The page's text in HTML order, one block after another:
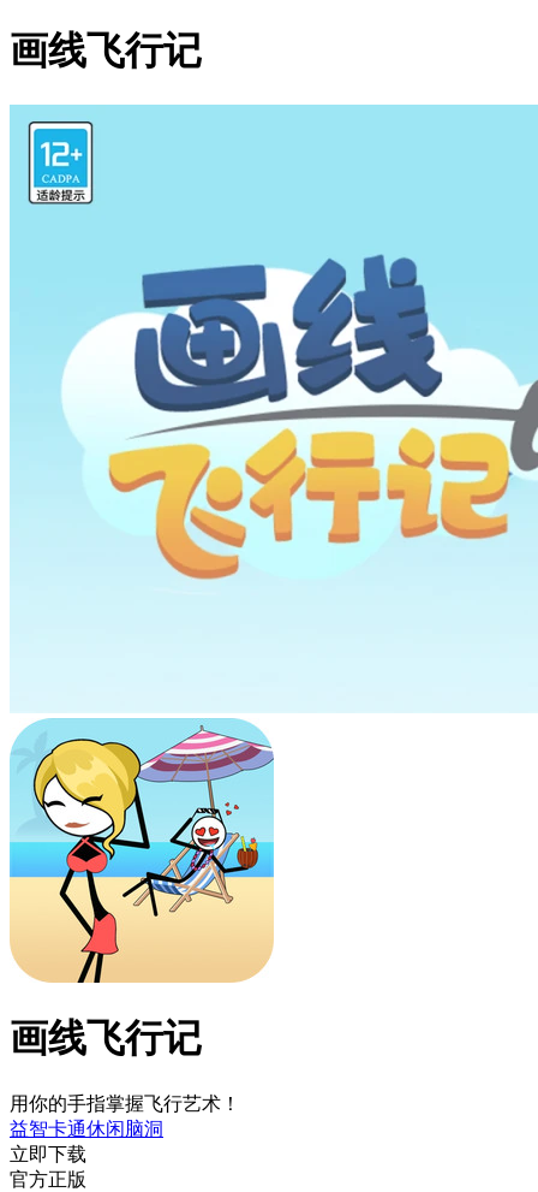
画线飞行记
画线飞行记
用你的手指掌握飞行艺术！
益智卡通休闲脑洞
立即下载
官方正版